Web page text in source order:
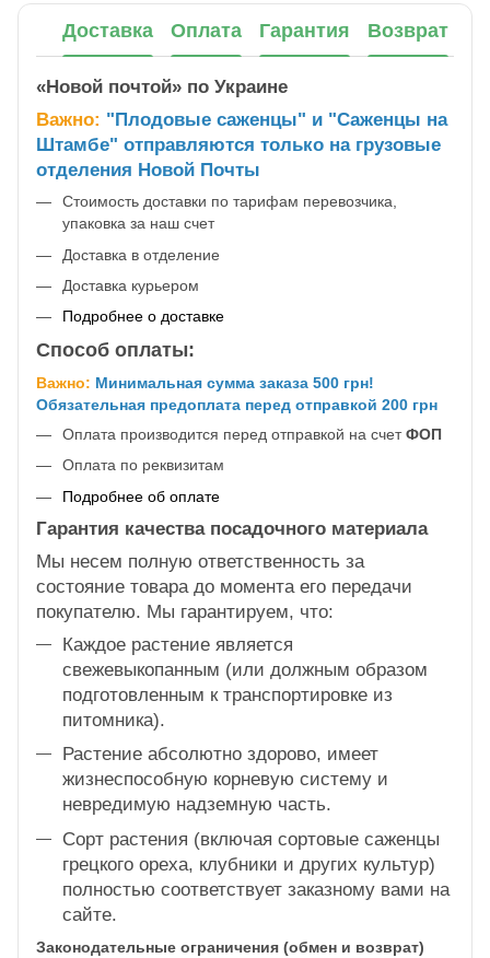
Доставка Оплата Гарантия Возврат
«Новой почтой» по Украине
Важно: "Плодовые саженцы" и "Саженцы на
Штамбе" отправляются только на грузовые
отделения Новой Почты
Стоимость доставки по тарифам перевозчика,
упаковка за наш счет
Доставка в отделение
Доставка курьером
Подробнее о доставке
Способ оплаты:
Важно: Минимальная сумма заказа 500 грн!
Обязательная предоплата перед отправкой 200 грн
Оплата производится перед отправкой на счетФОП
Оплата по реквизитам
Подробнее об оплате
Гарантия качества посадочного материала
Мы несем полную ответственность за
состояние товара до момента его передачи
покупателю. Мы гарантируем, что:
Каждое растение является
свежевыкопанным (или должным образом
подготовленным к транспортировке из
питомника).
Растение абсолютно здорово, имеет
жизнеспособную корневую систему и
невредимую надземную часть.
Сорт растения (включая сортовые саженцы
грецкого ореха, клубники и других культур)
полностью соответствует заказному вами на
сайте.
Законодательные ограничения (обмен и возврат)